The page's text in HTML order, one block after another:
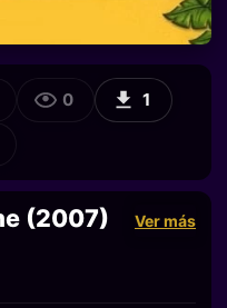
0 1
(2007)
Ver más